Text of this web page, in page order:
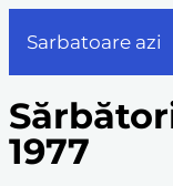
Sarbatoare azi
1977